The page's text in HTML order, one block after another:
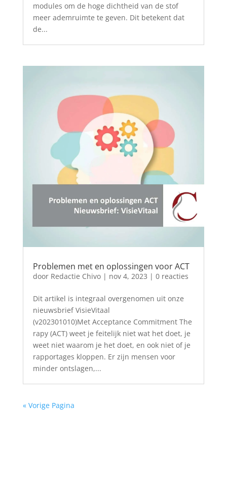
modules om de hoge dichtheid van de stof
meer ademruimte te geven. Dit betekent dat
de...
Problemen met en oplossingen voor ACT
door Redactie Chivo| nov 4, 2023 | 0 reacties
Dit artikel is integraal overgenomen uit onze
nieuwsbrief VisieVitaal
(v202301010)Met Acceptance Commitment The
rapy (ACT) weet je feitelijk niet wat het doet, je
weet niet waarom je het doet, en ook niet of je
rapportages kloppen. Er zijn mensen voor
minder ontslagen,...
« Vorige Pagina